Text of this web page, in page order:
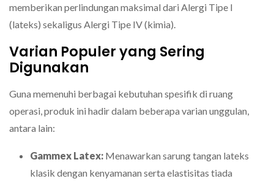
memberikan perlindungan maksimal dari Alergi Tipe I
(lateks) sekaligus Alergi Tipe IV (kimia).
Varian Populer yang Sering
Digunakan
Guna memenuhi berbagai kebutuhan spesifik di ruang
operasi, produk ini hadir dalam beberapa varian unggulan,
antara lain:
Gammex Latex: Menawarkan sarung tangan lateks
klasik dengan kenyamanan serta elastisitas tiada